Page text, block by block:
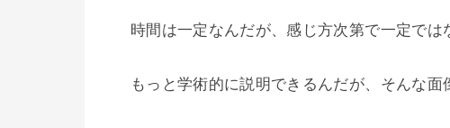
時間は一定なんだが、感じ方次第で一定では
もっと学術的に説明できるんだが、そんな面